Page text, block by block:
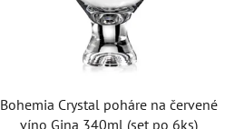
Bohemia Crystal poháre na červené
víno Gina 340ml (set po 6ks)